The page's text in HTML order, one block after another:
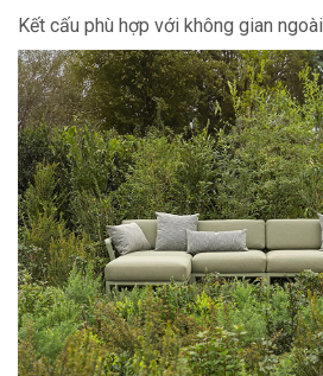
Kết cấu phù hợp với không gian